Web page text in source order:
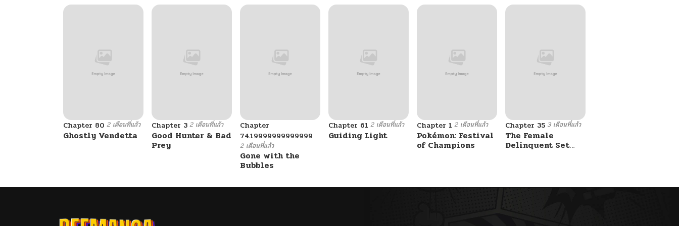
Chapter 80 2 เดือนที่แล้ว
Ghostly Vendetta
Chapter 3 2 เดือนที่แล้ว
Good Hunter & Bad
Prey
Chapter
74.19999999999999
2 เดือนที่แล้ว
Gone with the
Bubbles
Chapter 61 2 เดือนที่แล้ว
Guiding Light
Chapter 1 2 เดือนที่แล้ว
Pokémon: Festival
of Champions
Chapter 35 3 เดือนที่แล้ว
The Female
Delinquent Set